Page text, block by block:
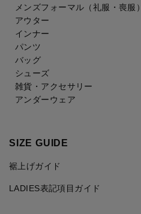
メンズフォーマル （礼服・喪服）
アウター
インナー
パンツ
バッグ
シューズ
雑貨・アクセサリー
アンダーウェア
SIZE GUIDE
裾上げガイド
LADIES表記項目ガイド